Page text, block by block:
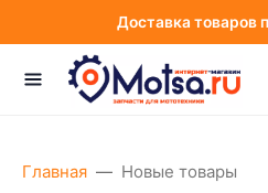
Доставка товаров
Главная Новые товары